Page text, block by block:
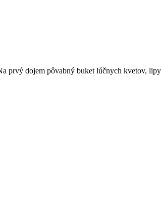
prvý dojem pôvabný buket lúčnych kvetov,